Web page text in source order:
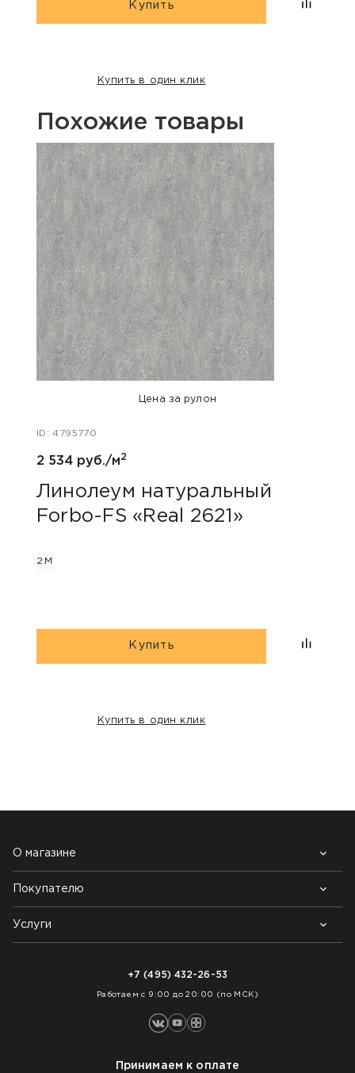
Купить
Купить в один клик
Похожие товары
Цена за рулон
ID: 4795770
2 534 руб./м2
Линолеум натуральный
Forbo-FS «Real 2621»
2М
Купить
Купить в один клик
О магазине
Почему выбирают нас
Контакты
Блог
Покупателю
Возврат товара
Как заказать
Услуги
+7 (495) 432-26-53
Работаем с 9:00 до 20:00 (по МСК)
Принимаем к оплате